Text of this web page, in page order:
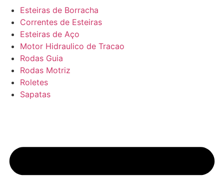
Esteiras de Borracha
Correntes de Esteiras
Esteiras de Aço
Motor Hidraulico de Tracao
Rodas Guia
Rodas Motriz
Roletes
Sapatas